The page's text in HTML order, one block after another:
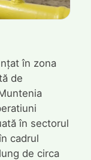
în zona
de
în sectorul
cadrul
de circa